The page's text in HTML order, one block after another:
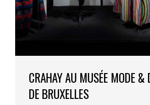
CRAHAY AU MUSÉE MODE &
DE BRUXELLES